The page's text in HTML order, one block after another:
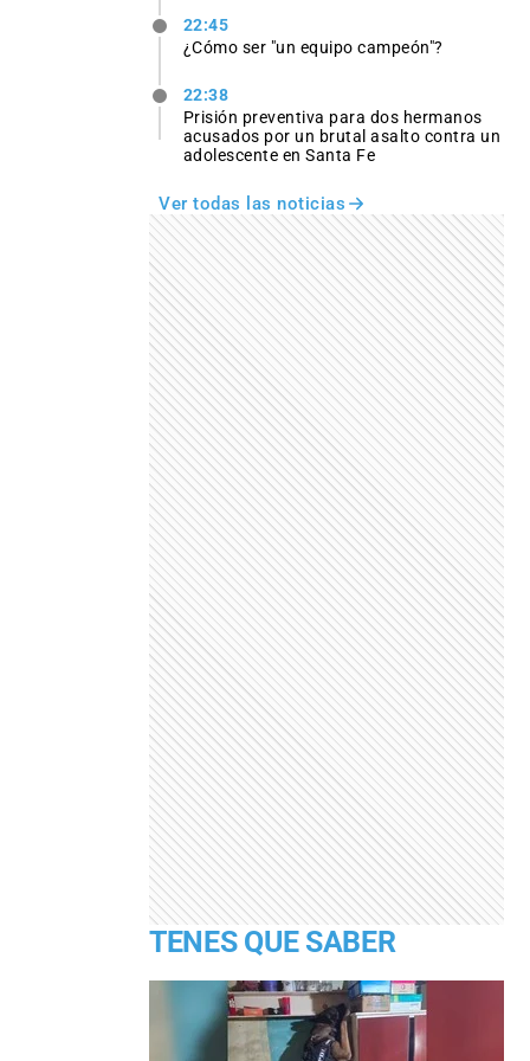
22:45
¿Cómo ser "un equipo campeón"?
22:38
Prisión preventiva para dos hermanos
acusados por un brutal asalto contra un
adolescente en Santa Fe
Ver todas las noticias
TENES QUE SABER